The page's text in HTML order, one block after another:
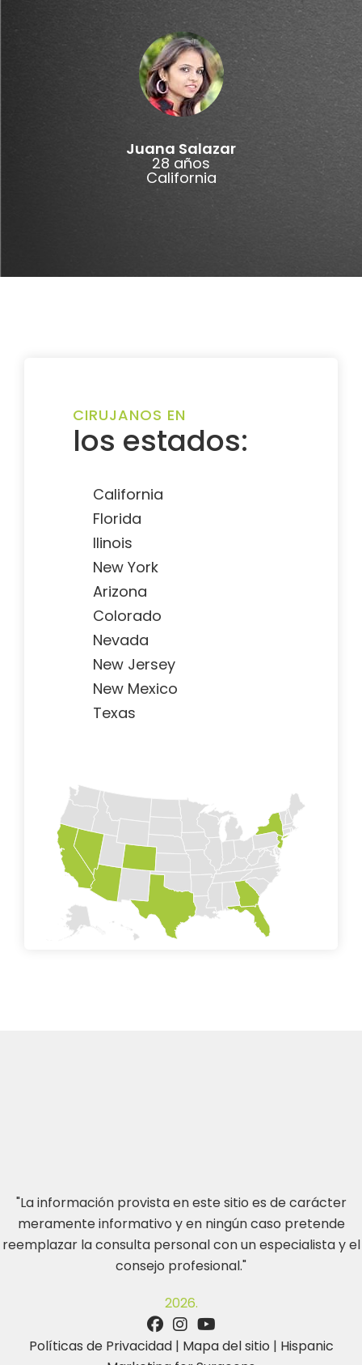
Juana Salazar
28 años
California
CIRUJANOS EN
los estados:
California
Florida
Ilinois
New York
Arizona
Colorado
Nevada
New Jersey
New Mexico
Texas
"La información provista en este sitio es de carácter
meramente informativo y en ningún caso pretende
reemplazar la consulta personal con un especialista y el
consejo profesional."
2026.
Políticas de Privacidad| Mapa del sitio | Hispanic